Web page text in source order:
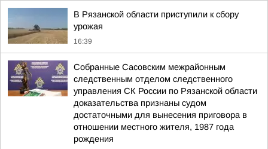
В Рязанской области приступили к сбору
урожая
16:39
Собранные Сасовским межрайонным
следственным отделом следственного
управления СК России по Рязанской области
доказательства признаны судом
достаточными для вынесения приговора в
отношении местного жителя, 1987 года
рождения